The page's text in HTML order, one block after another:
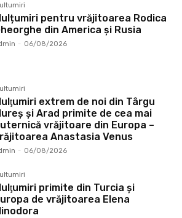
pentru vrăjitoarea Rodica
din America și Rusia
- 06/08/2026
extrem de noi din Târgu
și Arad primite de cea mai
vrăjitoare din Europa –
Anastasia Venus
- 06/08/2026
primite din Turcia și
de vrăjitoarea Elena